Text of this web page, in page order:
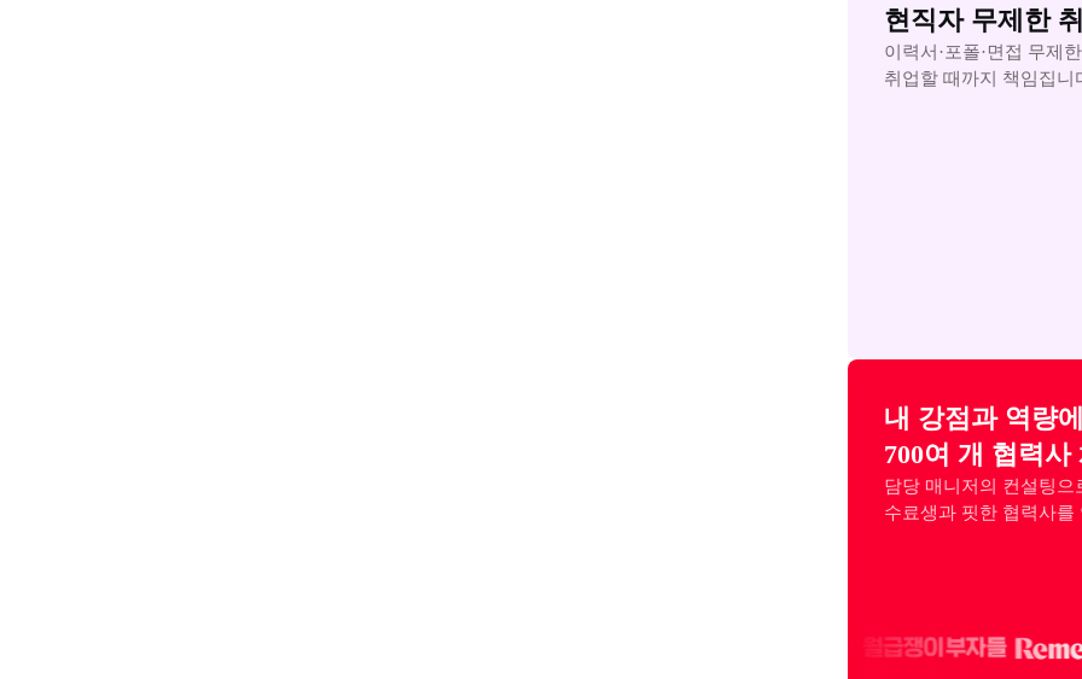
현직자 무제한
이력서·포폴·면접 무제
취업할 때까지 책임집니
내 강점과 역량
700여 개 협력사
담당 매니저의 컨설팅으
수료생과 핏한 협력사를